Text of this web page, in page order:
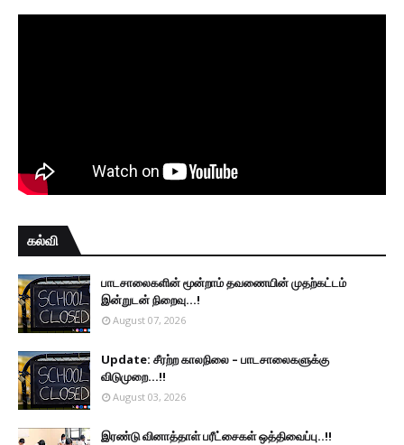
கல்வி
பாடசாலைகளின் மூன்றாம் தவணையின் முதற்கட்டம்
இன்றுடன் நிறைவு...!
August 07, 2026
Update: சீரற்ற காலநிலை – பாடசாலைகளுக்கு
விடுமுறை...!!
August 03, 2026
இரண்டு வினாத்தாள் பரீட்சைகள் ஒத்திவைப்பு..!!